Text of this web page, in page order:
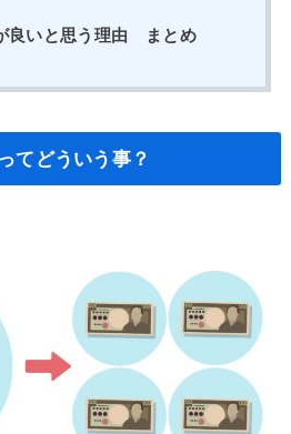
良いと思う理由 まとめ
てどういう事？